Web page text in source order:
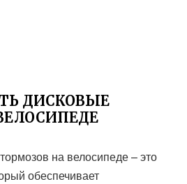
ДИСКОВЫЕ
на велосипеде – это
обеспечивает